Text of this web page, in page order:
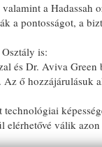
a Hadassah
a pontosságot, a
is:
és Dr. Aviva
ő hozzájárulásuk
válik